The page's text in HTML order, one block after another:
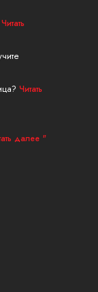
Читать
Читать
далее "